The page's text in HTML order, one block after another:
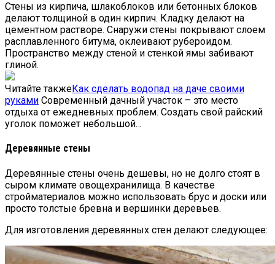
Стены из кирпича, шлакоблоков или бетонных блоков
делают толщиной в один кирпич. Кладку делают на
цементном растворе. Снаружи стены покрывают слоем
расплавленного битума, оклеивают рубероидом.
Пространство между стеной и стенкой ямы забивают
глиной.
Читайте такжеКак сделать водопад на даче своими
руками Современный дачный участок – это место
отдыха от ежедневных проблем. Создать свой райский
уголок поможет небольшой…
Деревянные стены
Деревянные стены очень дешевы, но не долго стоят в
сыром климате овощехранилища. В качестве
стройматериалов можно использовать брус и доски или
просто толстые бревна и вершинки деревьев.
Для изготовления деревянных стен делают следующее: